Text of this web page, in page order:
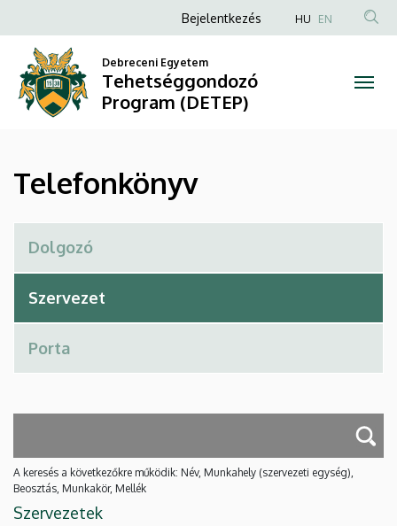
Telefonkönyv
Tehetséggondozó
Program
(DETEP)
a
tartalomra
Anonim
fiók
menüje
Bejelentkezés HU EN
Debreceni Egyetem
Tehetséggondozó
Program (DETEP)
Telefonkönyv
A keresés a következőkre működik: Név, Munkahely (szervezeti egység),
Beosztás, Munkakör, Mellék
Szervezetek